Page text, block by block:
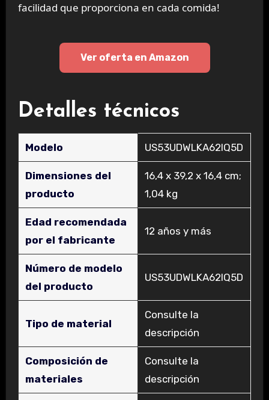
facilidad que proporciona en cada comida!
Ver oferta en Amazon
Detalles técnicos
Modelo ‎US53UDWLKA62IQ5D
Dimensiones del
producto
‎16,4 x 39,2 x 16,4 cm;
1,04 kg
Edad recomendada
por el fabricante
‎12 años y más
Número de modelo
del producto
‎US53UDWLKA62IQ5D
Tipo de material
‎Consulte la
descripción
Composición de
materiales
‎Consulte la
descripción